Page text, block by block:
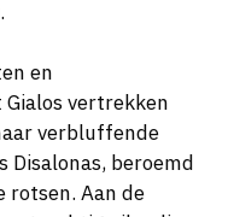
en
vertrekken
verbluffende
Disalonas, beroemd
rotsen. Aan de